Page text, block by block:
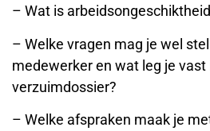
– Wat is
– Welke vragen mag je wel
medewerker en wat leg je vast
verzuimdossier?
– Welke afspraken maak je